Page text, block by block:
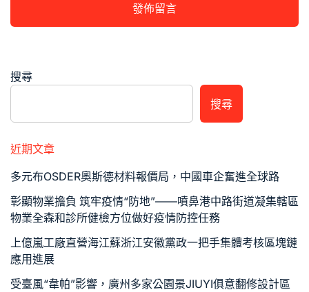
搜尋
搜尋
近期文章
多元布OSDER奧斯德材料報價局，中國車企奮進全球路
彰顯物業擔負 筑牢疫情“防地”——噴鼻港中路街道凝集轄區
物業全森和診所健檢方位做好疫情防控任務
上億嵐工廠直營海江蘇浙江安徽黨政一把手集體考核區塊鏈
應用進展
受臺風“韋帕”影響，廣州多家公園景JIUYI俱意翻修設計區